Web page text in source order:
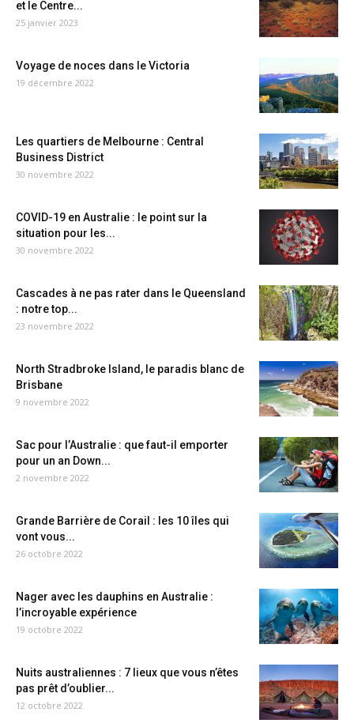
et le Centre...
25 janvier 2023
Voyage de noces dans le Victoria
19 décembre 2022
Les quartiers de Melbourne : Central
Business District
30 novembre 2022
COVID-19 en Australie : le point sur la
situation pour les...
30 novembre 2022
Cascades à ne pas rater dans le Queensland
: notre top...
23 novembre 2022
North Stradbroke Island, le paradis blanc de
Brisbane
9 novembre 2022
Sac pour l’Australie : que faut-il emporter
pour un an Down...
2 novembre 2022
Grande Barrière de Corail : les 10 îles qui
vont vous...
26 octobre 2022
Nager avec les dauphins en Australie :
l’incroyable expérience
19 octobre 2022
Nuits australiennes : 7 lieux que vous n’êtes
pas prêt d’oublier...
12 octobre 2022